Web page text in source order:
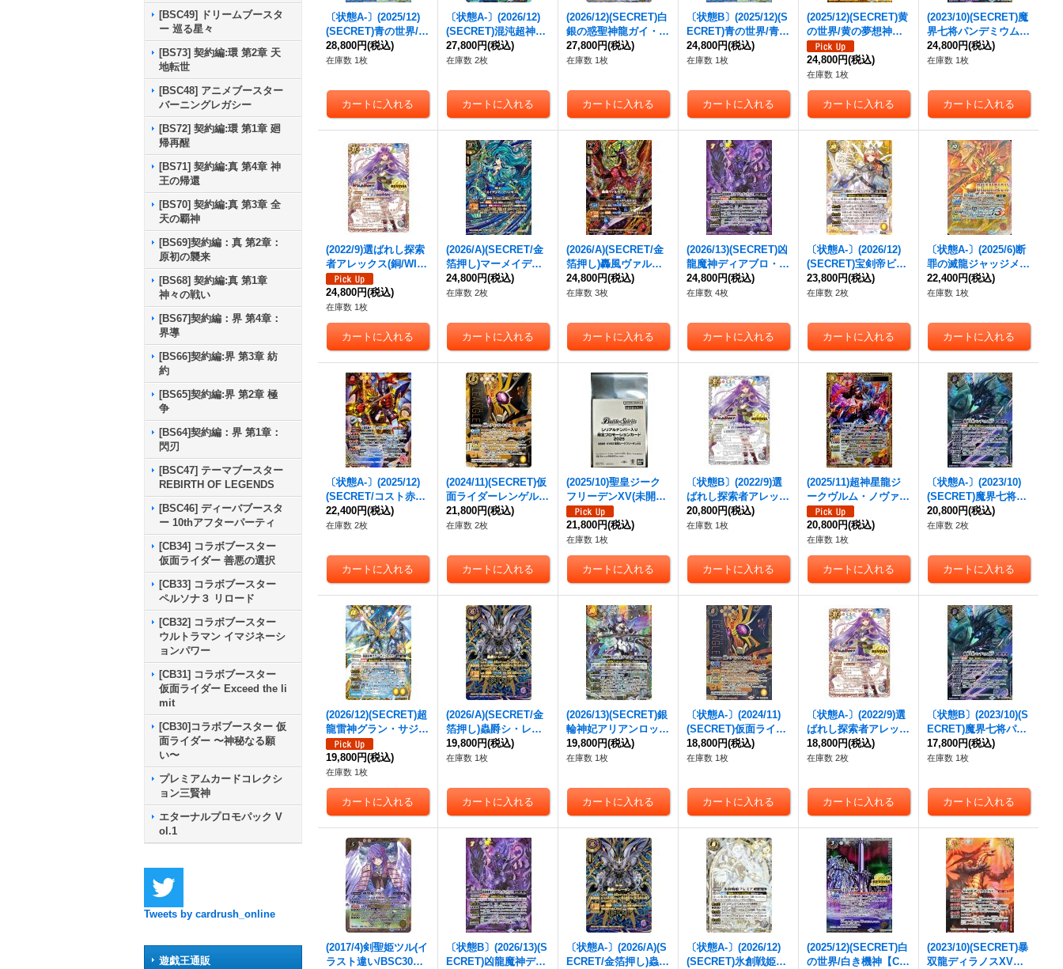
[BSC49] ドリームブースタ
ー 巡る星々
[BS73] 契約編:環 第2章 天
地転世
[BSC48] アニメブースター
バーニングレガシー
[BS72] 契約編:環 第1章 廻
帰再醒
[BS71] 契約編:真 第4章 神
王の帰還
[BS70] 契約編:真 第3章 全
天の覇神
[BS69]契約編：真 第2章：
原初の襲来
[BS68] 契約編:真 第1章
神々の戦い
[BS67]契約編：界 第4章：
界導
[BS66]契約編:界 第3章 紡
約
[BS65]契約編:界 第2章 極
争
[BS64]契約編：界 第1章：
閃刃
[BSC47] テーマブースター
REBIRTH OF LEGENDS
[BSC46] ディーバブースタ
ー 10thアフターパーティ
[CB34] コラボブースター
仮面ライダー 善悪の選択
[CB33] コラボブースター
ペルソナ３ リロード
[CB32] コラボブースター
ウルトラマン イマジネーシ
ョンパワー
[CB31] コラボブースター
仮面ライダー Exceed the li
mit
[CB30]コラボブースター 仮
面ライダー 〜神秘なる願
い〜
プレミアムカードコレクシ
ョン三賢神
エターナルプロモパック V
ol.1
Tweets by cardrush_online
遊戯王通販
〔状態A-〕(2025/12)
(SECRET)青の世界/青
き異神【CP-SEC】{B
S73-TCP06a/BS73-TC
28,800円(税込)
在庫数 1枚
〔状態A-〕(2026/12)
(SECRET)混沌超神星
ジークヴルム・オル
タ・ノヴァ【AX-SE
《青》
27,800円(税込)
在庫数 2枚
(2026/12)(SECRET)白
銀の惑聖神龍ガイ・ア
スラ【AX-SEC】{BS7
5-AX01}《白》
27,800円(税込)
在庫数 1枚
〔状態B〕(2025/12)(S
ECRET)青の世界/青き
異神【CP-SEC】{BS7
3-TCP06a/BS73-TCP0
24,800円(税込)
在庫数 1枚
(2025/12)(SECRET)黄
の世界/黄の夢想神【C
P-SEC】{BS73-TCP0
5a/BS73-TCP05b}
《黄》
24,800円(税込)
在庫数 1枚
(2023/10)(SECRET)魔
界七将パンデミウムX
V【XV-SEC】{BS65-
XV02}《紫》
24,800円(税込)
在庫数 1枚
(2022/9)選ばれし探索
者アレックス(銅/WIL
DBOUT)【M】{BS52-
RV007}《多》
24,800円(税込)
在庫数 1枚
(2026/A)(SECRET/金
箔押し)マーメイディ
ア・プリンセス【X-S
EC】{26RBS01-X08}
24,800円(税込)
在庫数 2枚
(2026/A)(SECRET/金
箔押し)轟風ヴァルデ
ィガイヤー【X-SEC】
{26RBS01-X03}《赤》
24,800円(税込)
在庫数 3枚
(2026/13)(SECRET)凶
龍魔神ディアブロ・ガ
ンディノス【AX-SE
C】{BS76-AX01}
24,800円(税込)
在庫数 4枚
〔状態A-〕(2026/12)
(SECRET)宝剣帝ビジ
ュール・ジュワイオー
【CP-SEC】{BS75-C
23,800円(税込)
在庫数 2枚
〔状態A-〕(2025/6)断
罪の滅龍ジャッジメン
ト・ドラゴニス(CHA
MPION)【X】{BS24-
22,400円(税込)
在庫数 1枚
〔状態A-〕(2025/12)
(SECRET/コスト赤文
字)光龍騎神サジッ
ト・アポロドラゴンX
-XV02}《赤》
22,400円(税込)
在庫数 2枚
(2024/11)(SECRET)仮
面ライダーレンゲルキ
ングフォーム【XX-SE
C】{CB31-XX01}
21,800円(税込)
在庫数 2枚
(2025/10)聖皇ジーク
フリーデンXV(未開封/
シリアルNo入り)【X
V】{BS66-XV02}
《多》
21,800円(税込)
在庫数 1枚
〔状態B〕(2022/9)選
ばれし探索者アレック
ス(銀/WILDBOUT)
【M】{BS52-RV007}
20,800円(税込)
在庫数 1枚
(2025/11)超神星龍ジ
ークヴルム・ノヴァX
V(シリアルNo入り)
【XV】{BS70-XV01}
《赤》
20,800円(税込)
在庫数 1枚
〔状態A-〕(2023/10)
(SECRET)魔界七将パ
ンデミウムXV【XV-S
EC】{BS65-XV02}
20,800円(税込)
在庫数 2枚
(2026/12)(SECRET)超
龍雷神グラン・サジッ
ト・ノヴァ【AX-SE
C】{BS75-AX02}
《黄》
19,800円(税込)
在庫数 1枚
(2026/A)(SECRET/金
箔押し)蟲爵シ・レー
ゼン【X-SEC】{26RB
S01-X04}《紫》
19,800円(税込)
在庫数 1枚
(2026/13)(SECRET)銀
輪神妃アリアンロッ
ド・ティール【CP-SE
C】{BS76-CP04}
19,800円(税込)
在庫数 1枚
〔状態A-〕(2024/11)
(SECRET)仮面ライダ
ーレンゲルキングフォ
ーム【XX-SEC】{CB3
18,800円(税込)
在庫数 1枚
〔状態A-〕(2022/9)選
ばれし探索者アレック
ス(銅/WILDBOUT)
【M】{BS52-RV007}
18,800円(税込)
在庫数 2枚
〔状態B〕(2023/10)(S
ECRET)魔界七将パン
デミウムXV【XV-SE
C】{BS65-XV02}
17,800円(税込)
在庫数 1枚
(2017/4)剣聖姫ツル(イ
ラスト違い/BSC30収
〔状態B〕(2026/13)(S
ECRET)凶龍魔神ディ
〔状態A-〕(2026/A)(S
ECRET/金箔押し)蟲爵
〔状態A-〕(2026/12)
(SECRET)氷創戦姫フ
(2025/12)(SECRET)白
の世界/白き機神【CP-
(2023/10)(SECRET)暴
双龍ディラノスXV【X